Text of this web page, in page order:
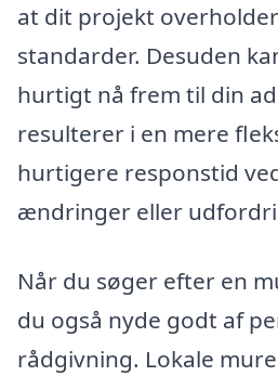
at dit projekt
standarder. Desuden
hurtigt nå frem til din
resulterer i en mere
hurtigere responstid
ændringer eller
Når du søger efter en
du også nyde godt af
rådgivning. Lokale